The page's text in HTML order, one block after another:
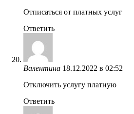
Отписаться от платных услуг
Ответить
Валентина 18.12.2022 в 02:52
Отключить услугу платную
Ответить